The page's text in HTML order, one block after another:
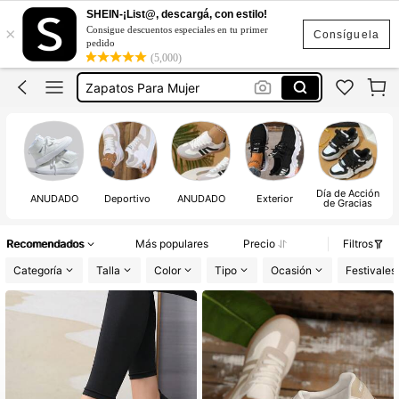
Consíguela
×
SHEIN-¡List@, descargá, con estilo!
Consigue descuentos especiales en tu primer
pedido
(5,000)
Sandalias Para Dama
Sandalias
Tacones
Zapatos Para Mujer
Sandalias Para Dama
Sandalias
ANUDADO Deportivo ANUDADO Exterior Día de Acción
de Gracias
Recomendados Más populares Precio
Filtros
Categoría
Talla Color Tipo Ocasión Festivales